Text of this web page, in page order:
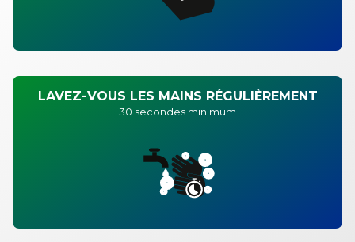
LAVEZ-VOUS LES MAINS RÉGULIÈREMENT
30 secondes minimum